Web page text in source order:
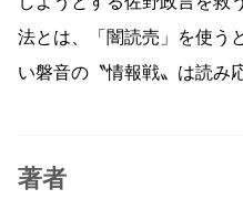
法とは、「闇読売」を使う
い磐音の〝情報戦〟は読み
著者